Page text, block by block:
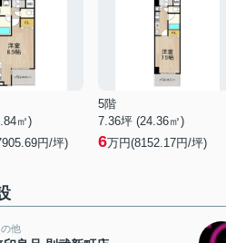
㎡)
円/坪)
5階
7.36坪 (24.36㎡)
6万円(8152.17円/坪)
の他